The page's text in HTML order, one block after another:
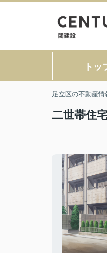
トッ
足立区の不動産
二世帯住